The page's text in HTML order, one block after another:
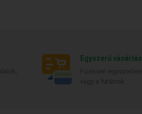
Egyszerű vásárlás